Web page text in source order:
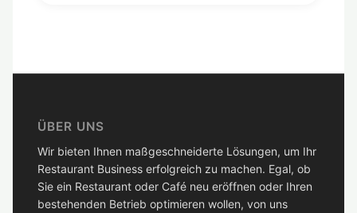
ÜBER UNS
Wir bieten Ihnen maßgeschneiderte Lösungen, um Ihr
Restaurant Business erfolgreich zu machen. Egal, ob
Sie ein Restaurant oder Café neu eröffnen oder Ihren
bestehenden Betrieb optimieren wollen, von uns